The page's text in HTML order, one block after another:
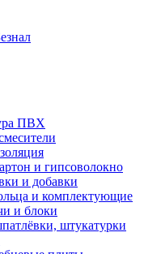
ПВХ
и гипсоволокно
и добавки
и комплектующие
и блоки
штукатурки